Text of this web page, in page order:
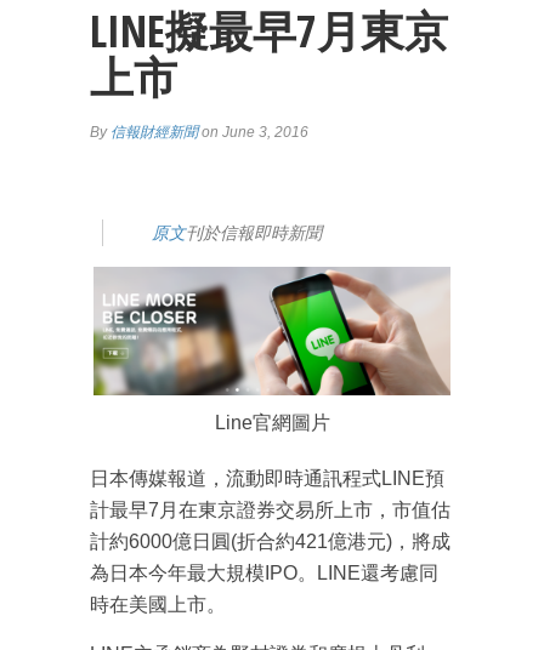
LINE擬最早7月東京
上市
By 信報財經新聞on June 3, 2016
原文刊於信報即時新聞
Line官網圖片
日本傳媒報道，流動即時通訊程式LINE預
計最早7月在東京證券交易所上市，市值估
計約6000億日圓(折合約421億港元)，將成
為日本今年最大規模IPO。LINE還考慮同
時在美國上市。